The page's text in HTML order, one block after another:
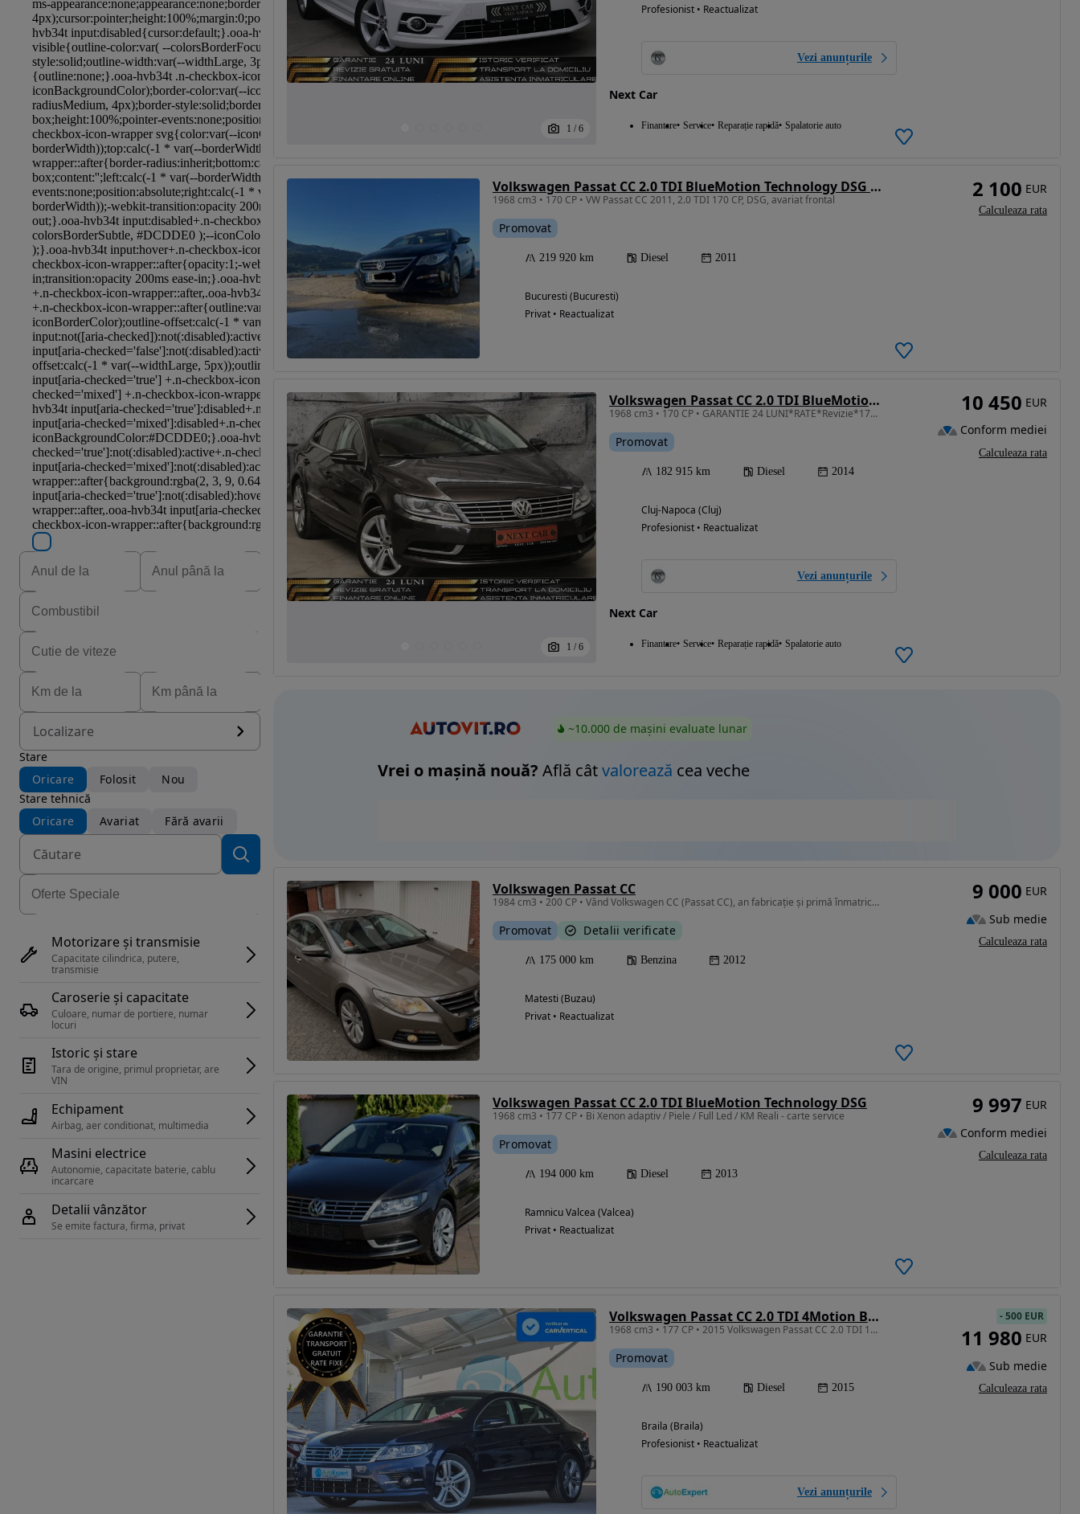
Eligibil pentru
finantare
Localizare
Stare
Oricare
Folosit
Nou
Stare tehnică
Oricare
Avariat Fără avarii
Motorizare și transmisie
Capacitate cilindrica, putere,
transmisie
Caroserie și capacitate
Culoare, numar de portiere, numar
locuri
Istoric și stare
Tara de origine, primul proprietar, are
Echipament
Airbag, aer conditionat, multimedia
Masini electrice
Autonomie, capacitate baterie, cablu
Detalii vânzător
Se emite factura, firma, privat
1 / 6
Profesionist • Reactualizat
Vezi anunțurile
Next Car
Finantare Service Reparație rapidă Spalatorie auto
Volkswagen Passat CC 2.0 TDI BlueMotion Technology DSG Exclusive
1968 cm3 • 170 CP • VW Passat CC 2011, 2.0 TDI 170 CP, DSG, avariat frontal
Promovat
219 920 km Diesel 2011
Bucuresti (Bucuresti)
Privat • Reactualizat
2 100 EUR
Calculeaza rata
1 / 6
Volkswagen Passat CC 2.0 TDI BlueMotion Technology Exclusive
1968 cm3 • 170 CP • GARANTIE 24 LUNI*RATE*Revizie*170Cp*Interior Crem*Navi*Bixenon
Promovat
182 915 km Diesel 2014
Cluj-Napoca (Cluj)
Profesionist • Reactualizat
Vezi anunțurile
Next Car
Finantare Service Reparație rapidă Spalatorie auto
10 450 EUR
Conform mediei
Calculeaza rata
~10.000 de mașini evaluate lunar
Vrei o mașină nouă? Află câtvalorează cea veche
Volkswagen Passat CC
1984 cm3 • 200 CP • Vând Volkswagen CC (Passat CC), an fabricație și primă înmatriculare 2
Promovat Detalii verificate
175 000 km Benzina 2012
Matesti (Buzau)
Privat • Reactualizat
9 000 EUR
Sub medie
Calculeaza rata
Volkswagen Passat CC 2.0 TDI BlueMotion Technology DSG
1968 cm3 • 177 CP • Bi Xenon adaptiv / Piele / Full Led / KM Reali - carte service
Promovat
194 000 km Diesel 2013
Ramnicu Valcea (Valcea)
Privat • Reactualizat
9 997 EUR
Conform mediei
Calculeaza rata
Volkswagen Passat CC 2.0 TDI 4Motion BlueMotion Technology DSG
1968 cm3 • 177 CP • 2015 Volkswagen Passat CC 2.0 TDI 177 CP 4Motion R-LINE/RATE FIXE
Promovat
190 003 km Diesel 2015
Braila (Braila)
Profesionist • Reactualizat
Vezi anunțurile
-500 EUR
11 980 EUR
Sub medie
Calculeaza rata